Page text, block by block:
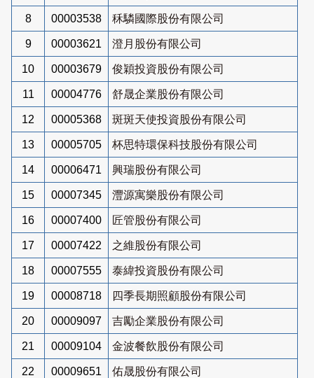
8 00003538 秝驎國際股份有限公司
9 00003621 澄月股份有限公司
10 00003679 俊穎投資股份有限公司
11 00004776 舒晟企業股份有限公司
12 00005368 斑斑天使投資股份有限公司
13 00005705 杯思特環保科技股份有限公司
14 00006471 興瑞股份有限公司
15 00007345 灃源寓樂股份有限公司
16 00007400 匠管股份有限公司
17 00007422 之維股份有限公司
18 00007555 泰緯投資股份有限公司
19 00008718 四季長期照顧股份有限公司
20 00009097 吉勵企業股份有限公司
21 00009104 金波餐飲股份有限公司
22 00009651 佑晟股份有限公司